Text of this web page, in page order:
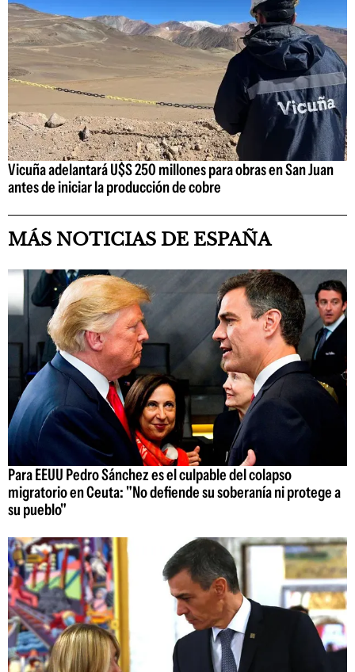
Vicuña adelantará U$S 250 millones para obras en San Juan
antes de iniciar la producción de cobre
MÁS NOTICIAS DE ESPAÑA
Para EEUU Pedro Sánchez es el culpable del colapso
migratorio en Ceuta: "No defiende su soberanía ni protege a
su pueblo"